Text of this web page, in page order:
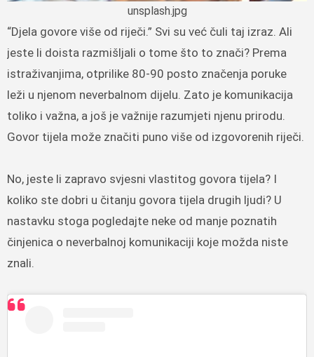
unsplash.jpg
“Djela govore više od riječi.” Svi su već čuli taj izraz. Ali
jeste li doista razmišljali o tome što to znači? Prema
istraživanjima, otprilike 80-90 posto značenja poruke
leži u njenom neverbalnom dijelu. Zato je komunikacija
toliko i važna, a još je važnije razumjeti njenu prirodu.
Govor tijela može značiti puno više od izgovorenih riječi.
No, jeste li zapravo svjesni vlastitog govora tijela? I
koliko ste dobri u čitanju govora tijela drugih ljudi? U
nastavku stoga pogledajte neke od manje poznatih
činjenica o neverbalnoj komunikaciji koje možda niste
znali.